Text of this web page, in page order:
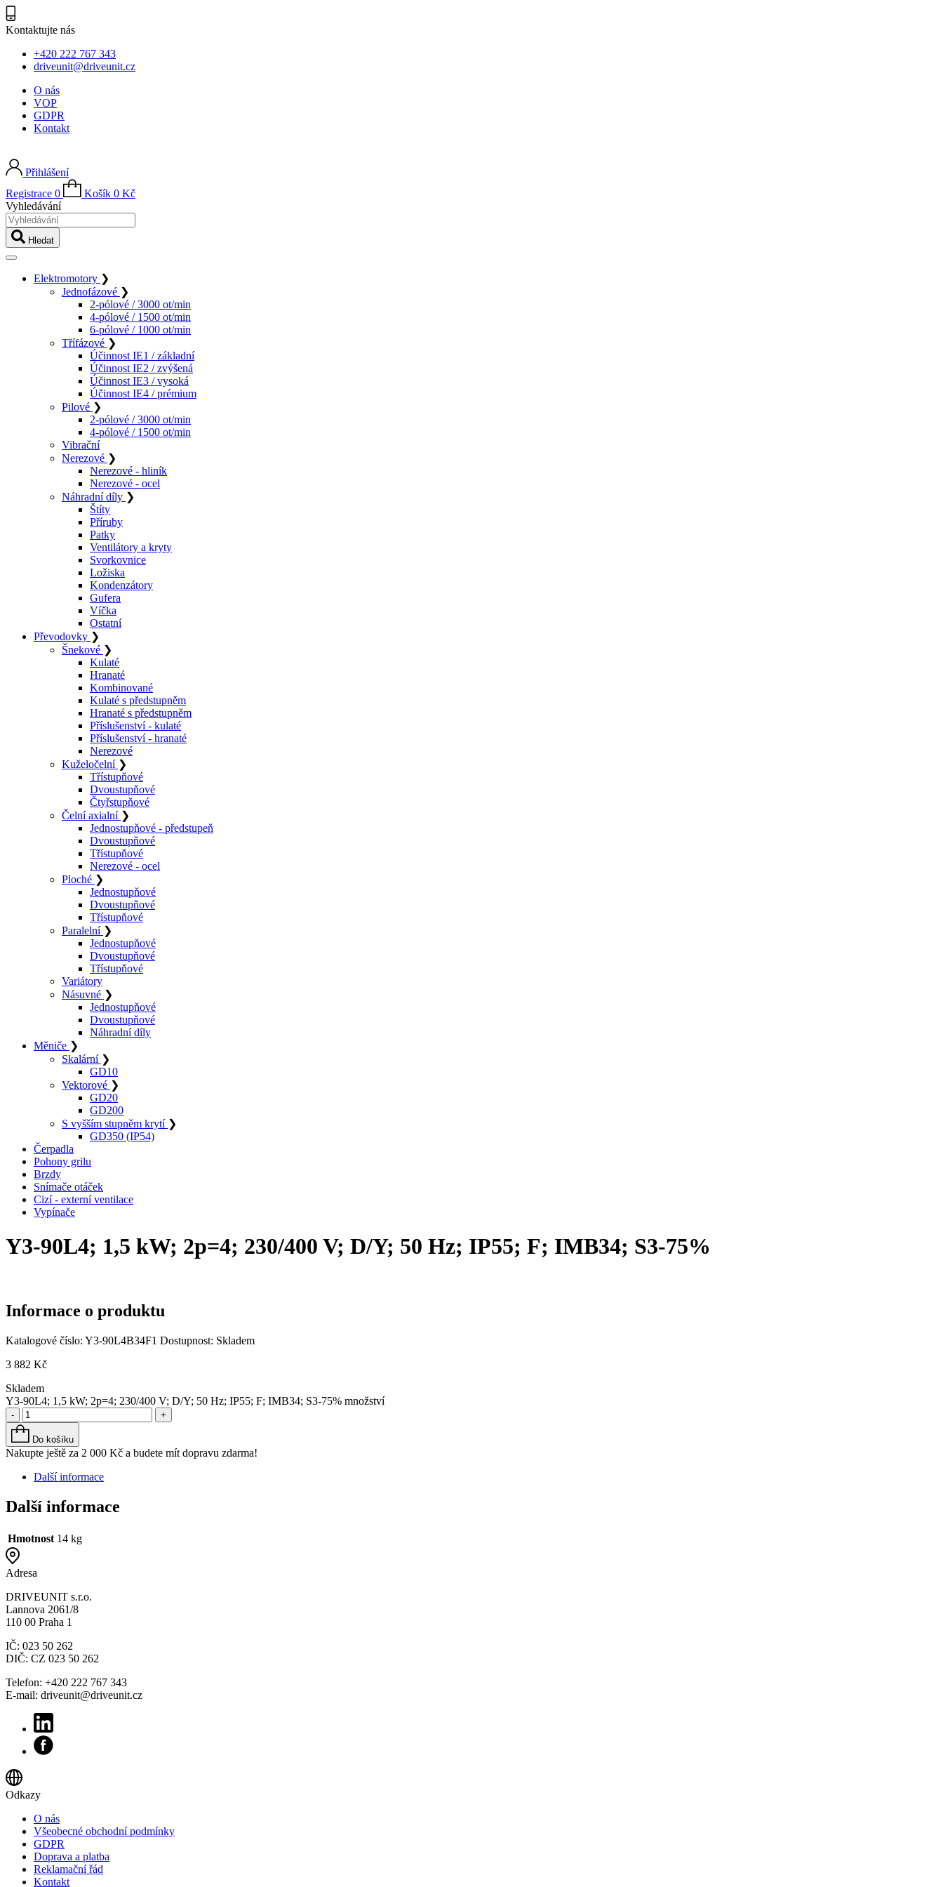
Kontaktujte nás
+420 222 767 343
driveunit@driveunit.cz
O nás
VOP
GDPR
Kontakt
Přihlášení
Registrace 0 Košík 0 Kč
Vyhledávání
Hledat
Elektromotory ❯
Jednofázové ❯
2-pólové / 3000 ot/min
4-pólové / 1500 ot/min
6-pólové / 1000 ot/min
Třífázové ❯
Účinnost IE1 / základní
Účinnost IE2 / zvýšená
Účinnost IE3 / vysoká
Účinnost IE4 / prémium
Pilové ❯
2-pólové / 3000 ot/min
4-pólové / 1500 ot/min
Vibrační
Nerezové ❯
Nerezové - hliník
Nerezové - ocel
Náhradní díly ❯
Štíty
Příruby
Patky
Ventilátory a kryty
Svorkovnice
Ložiska
Kondenzátory
Gufera
Víčka
Ostatní
Převodovky ❯
Šnekové ❯
Kulaté
Hranaté
Kombinované
Kulaté s předstupněm
Hranaté s předstupněm
Příslušenství - kulaté
Příslušenství - hranaté
Nerezové
Kuželočelní ❯
Třístupňové
Dvoustupňové
Čtyřstupňové
Čelní axialní ❯
Jednostupňové - předstupeň
Dvoustupňové
Třístupňové
Nerezové - ocel
Ploché ❯
Jednostupňové
Dvoustupňové
Třístupňové
Paralelní ❯
Jednostupňové
Dvoustupňové
Třístupňové
Variátory
Násuvné ❯
Jednostupňové
Dvoustupňové
Náhradní díly
Měniče ❯
Skalární ❯
GD10
Vektorové ❯
GD20
GD200
S vyšším stupněm krytí ❯
GD350 (IP54)
Čerpadla
Pohony grilu
Brzdy
Snímače otáček
Cizí - externí ventilace
Vypínače
Y3-90L4; 1,5 kW; 2p=4; 230/400 V; D/Y; 50 Hz; IP55; F; IMB34; S3-75%
Informace o produktu
Katalogové číslo: Y3-90L4B34F1 Dostupnost: Skladem
3 882 Kč
Skladem
Y3-90L4; 1,5 kW; 2p=4; 230/400 V; D/Y; 50 Hz; IP55; F; IMB34; S3-75% množství
- +
Do košíku
Nakupte ještě za 2 000 Kč a budete mít dopravu zdarma!
Další informace
Další informace
Hmotnost 14 kg
Adresa
DRIVEUNIT s.r.o.
Lannova 2061/8
110 00 Praha 1
IČ: 023 50 262
DIČ: CZ 023 50 262
Telefon: +420 222 767 343
E-mail: driveunit@driveunit.cz
Odkazy
O nás
Všeobecné obchodní podmínky
GDPR
Doprava a platba
Reklamační řád
Kontakt